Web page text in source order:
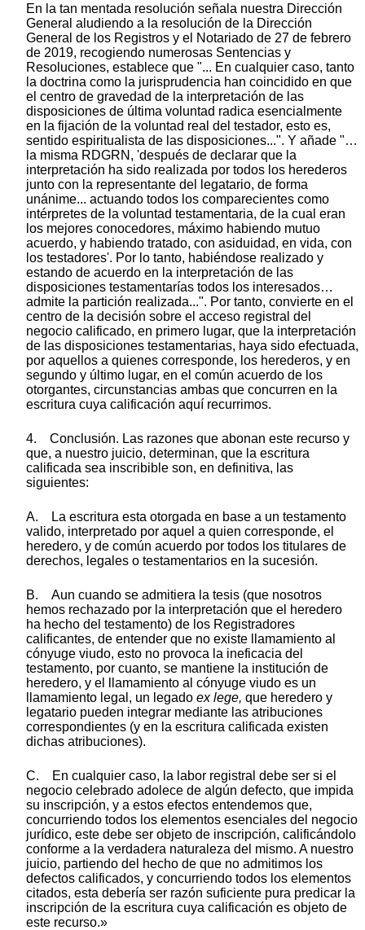
En la tan mentada resolución señala nuestra Dirección
General aludiendo a la resolución de la Dirección
General de los Registros y el Notariado de 27 de febrero
de 2019, recogiendo numerosas Sentencias y
Resoluciones, establece que "... En cualquier caso, tanto
la doctrina como la jurisprudencia han coincidido en que
el centro de gravedad de la interpretación de las
disposiciones de última voluntad radica esencialmente
en la fijación de la voluntad real del testador, esto es,
sentido espiritualista de las disposiciones...". Y añade "…
la misma RDGRN, 'después de declarar que la
interpretación ha sido realizada por todos los herederos
junto con la representante del legatario, de forma
unánime... actuando todos los comparecientes como
intérpretes de la voluntad testamentaria, de la cual eran
los mejores conocedores, máximo habiendo mutuo
acuerdo, y habiendo tratado, con asiduidad, en vida, con
los testadores'. Por lo tanto, habiéndose realizado y
estando de acuerdo en la interpretación de las
disposiciones testamentarías todos los interesados…
admite la partición realizada...". Por tanto, convierte en el
centro de la decisión sobre el acceso registral del
negocio calificado, en primero lugar, que la interpretación
de las disposiciones testamentarias, haya sido efectuada,
por aquellos a quienes corresponde, los herederos, y en
segundo y último lugar, en el común acuerdo de los
otorgantes, circunstancias ambas que concurren en la
escritura cuya calificación aquí recurrimos.
4. Conclusión. Las razones que abonan este recurso y
que, a nuestro juicio, determinan, que la escritura
calificada sea inscribible son, en definitiva, las
siguientes:
A. La escritura esta otorgada en base a un testamento
valido, interpretado por aquel a quien corresponde, el
heredero, y de común acuerdo por todos los titulares de
derechos, legales o testamentarios en la sucesión.
B. Aun cuando se admitiera la tesis (que nosotros
hemos rechazado por la interpretación que el heredero
ha hecho del testamento) de los Registradores
calificantes, de entender que no existe llamamiento al
cónyuge viudo, esto no provoca la ineficacia del
testamento, por cuanto, se mantiene la institución de
heredero, y el llamamiento al cónyuge viudo es un
llamamiento legal, un legado ex lege, que heredero y
legatario pueden integrar mediante las atribuciones
correspondientes (y en la escritura calificada existen
dichas atribuciones).
C. En cualquier caso, la labor registral debe ser si el
negocio celebrado adolece de algún defecto, que impida
su inscripción, y a estos efectos entendemos que,
concurriendo todos los elementos esenciales del negocio
jurídico, este debe ser objeto de inscripción, calificándolo
conforme a la verdadera naturaleza del mismo. A nuestro
juicio, partiendo del hecho de que no admitimos los
defectos calificados, y concurriendo todos los elementos
citados, esta debería ser razón suficiente pura predicar la
inscripción de la escritura cuya calificación es objeto de
este recurso.»